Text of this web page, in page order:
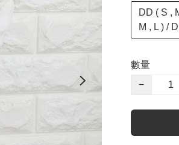
DD ( S ,
M , L ) /
數量
−